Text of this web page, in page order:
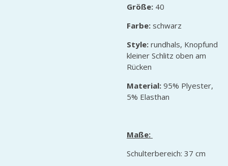
Größe: 40
Farbe: schwarz
Style: rundhals, Knopfund
kleiner Schlitz oben am
Rücken
Material: 95% Plyester,
5% Elasthan
Maße:
Schulterbereich: 37 cm